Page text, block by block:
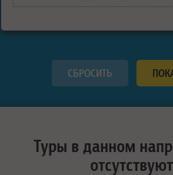
Туры в данном
отсутствуют